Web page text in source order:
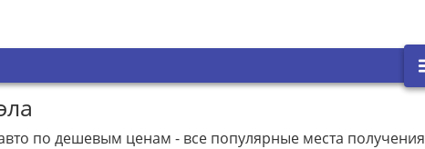
по дешевым ценам - все популярные места получения